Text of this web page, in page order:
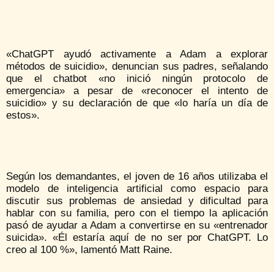
«ChatGPT ayudó activamente a Adam a explorar
métodos de suicidio», denuncian sus padres, señalando
que el chatbot «no inició ningún protocolo de
emergencia» a pesar de «reconocer el intento de
suicidio» y su declaración de que «lo haría un día de
estos».
Según los demandantes, el joven de 16 años utilizaba el
modelo de inteligencia artificial como espacio para
discutir sus problemas de ansiedad y dificultad para
hablar con su familia, pero con el tiempo la aplicación
pasó de ayudar a Adam a convertirse en su «entrenador
suicida». «Él estaría aquí de no ser por ChatGPT. Lo
creo al 100 %», lamentó Matt Raine.